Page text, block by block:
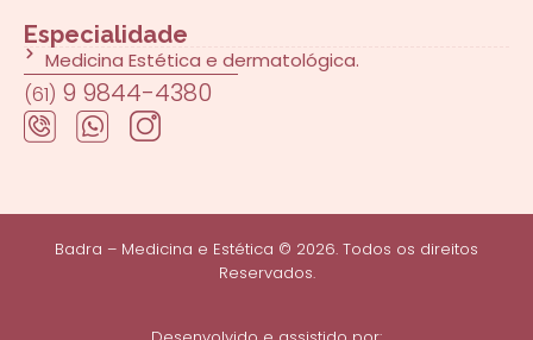
Especialidade
Medicina Estética e dermatológica.
(61) 9 9844-4380
Badra – Medicina e Estética © 2026. Todos os direitos
Reservados.